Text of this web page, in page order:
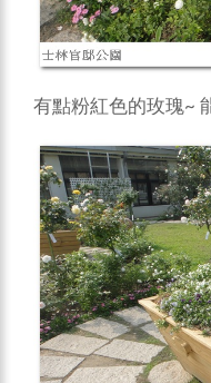
有點粉紅色的玫瑰~